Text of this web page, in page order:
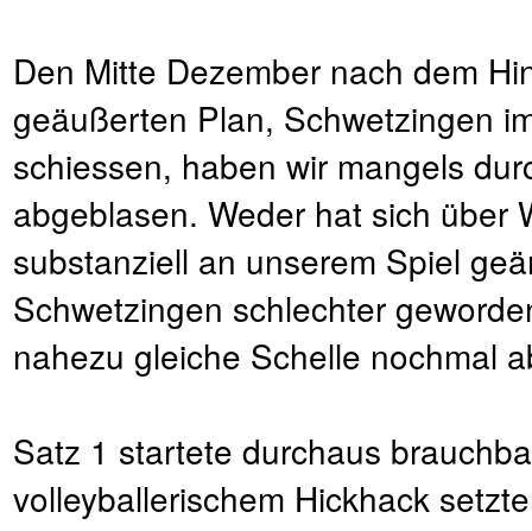
Den Mitte Dezember nach dem
geäußerten Plan, Schwetzingen
schiessen, haben wir mangels
abgeblasen. Weder hat sich über
substanziell an unserem Spiel
Schwetzingen schlechter
nahezu gleiche Schelle nochmal
Satz 1 startete durchaus
volleyballerischem Hickhack